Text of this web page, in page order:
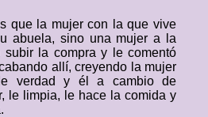
que la mujer con la que vive
abuela, sino una mujer a la
la compra y le comentó
allí, creyendo la mujer
verdad y él a cambio de
le limpia, le hace la comida y